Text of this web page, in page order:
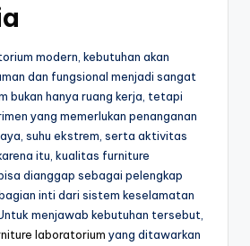
modern, kebutuhan akan
dan fungsional menjadi sangat
bukan hanya ruang kerja, tetapi
yang memerlukan penanganan
suhu ekstrem, serta aktivitas
itu, kualitas furniture
dianggap sebagai pelengkap
inti dari sistem keselamatan
menjawab kebutuhan tersebut,
laboratorium yang ditawarkan